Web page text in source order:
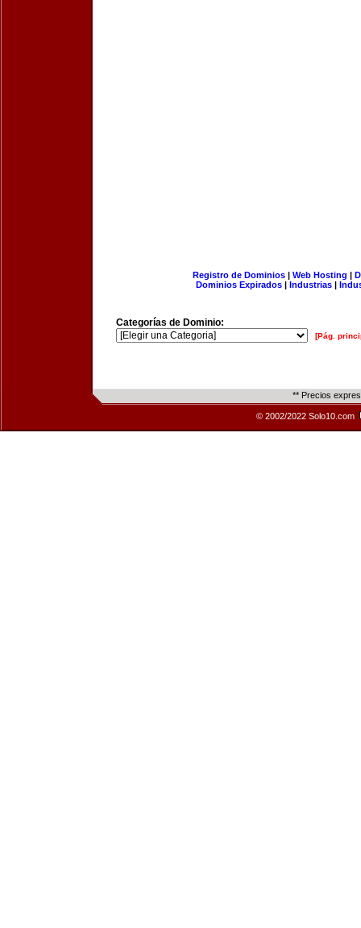
Registro de Dominios| Web Hosting |
Dominios Expirados | Industrias |
Categorías de Dominio:
[Pág.
** Precios
© 2002/2022 Solo10.com